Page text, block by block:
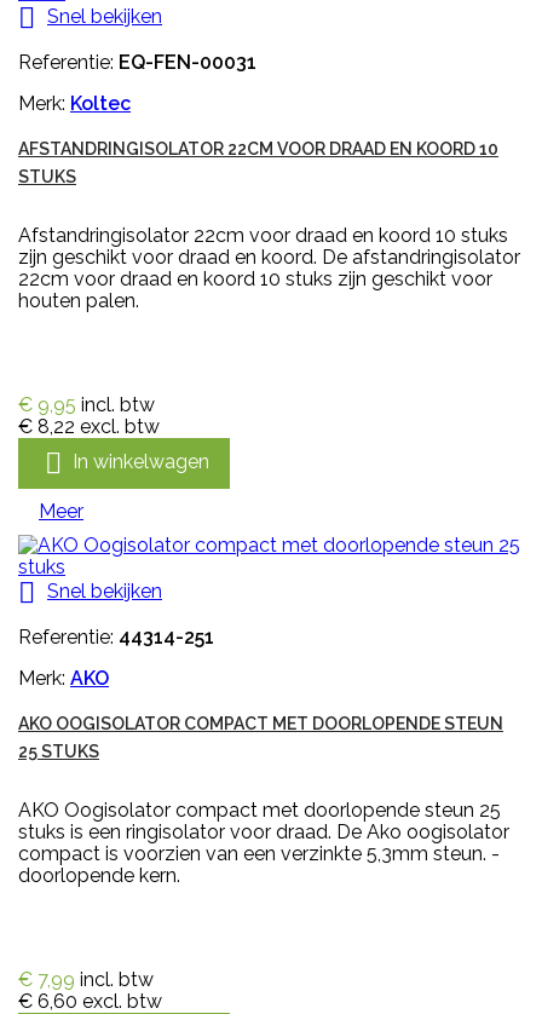
 Snel bekijken
Referentie: EQ-FEN-00031
Merk: Koltec
AFSTANDRINGISOLATOR 22CM VOOR DRAAD EN KOORD 10
STUKS
Afstandringisolator 22cm voor draad en koord 10 stuks
zijn geschikt voor draad en koord. De afstandringisolator
22cm voor draad en koord 10 stuks zijn geschikt voor
houten palen.
€ 9,95 incl. btw
€ 8,22 excl. btw
 In winkelwagen
Meer
 Snel bekijken
Referentie: 44314-251
Merk: AKO
AKO OOGISOLATOR COMPACT MET DOORLOPENDE STEUN
25 STUKS
AKO Oogisolator compact met doorlopende steun 25
stuks is een ringisolator voor draad. De Ako oogisolator
compact is voorzien van een verzinkte 5,3mm steun. -
doorlopende kern.
€ 7,99 incl. btw
€ 6,60 excl. btw